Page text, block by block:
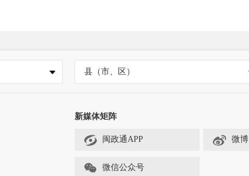
县（市、区）
新媒体矩阵
闽政通APP 微博
微信公众号